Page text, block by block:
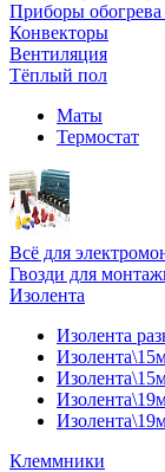
Приборы
Конвекторы
Вентиляция
Тёплый пол
Маты
Термостат
Всё для
Гвозди для
Изолента
Изолента
Клеммники